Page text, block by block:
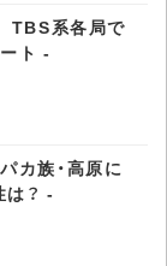
TBS系各局で
ト -
カ族・高原に
は？ -